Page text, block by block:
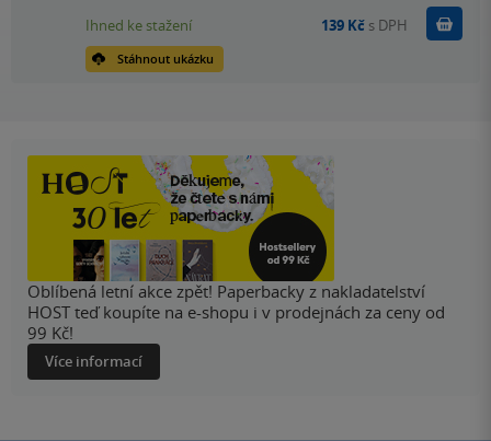
Stáhnout ukázku
Ihned ke stažení 139 Kč s DPH Koupit
Oblíbená letní akce zpět! Paperbacky z nakladatelství
HOST teď koupíte na e-shopu i v prodejnách za ceny od
99 Kč!
Více informací